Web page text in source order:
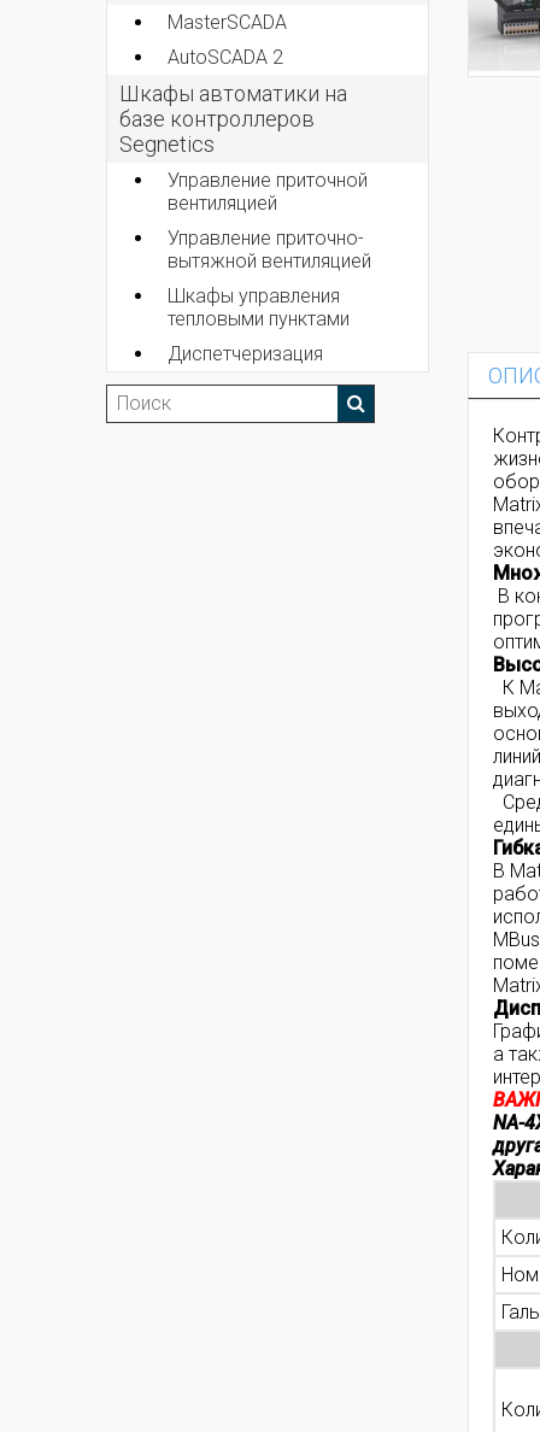
MasterSCADA
AutoSCADA 2
Шкафы автоматики на
базе контроллеров
Segnetics
Управление приточной
вентиляцией
Управление приточно-
вытяжной вентиляцией
Шкафы управления
тепловыми пунктами
Диспетчеризация
В
К
В
а
NA-